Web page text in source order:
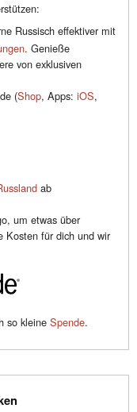
Russisch effektiver mit
. Genieße
von exklusiven
(Shop, Apps: iOS,
ab
um etwas über
Kosten für dich und wir
so kleine Spende.